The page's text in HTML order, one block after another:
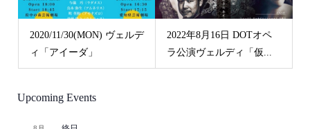
2020/11/30(MON) ヴェルデ
ィ「アイーダ」
2022年8月16日 DOTオペ
ラ公演ヴェルディ「仮...
Upcoming Events